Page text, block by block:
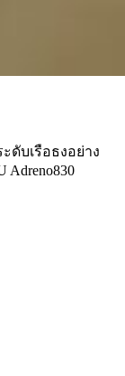
ดับเรือธงอย่าง
Adreno830